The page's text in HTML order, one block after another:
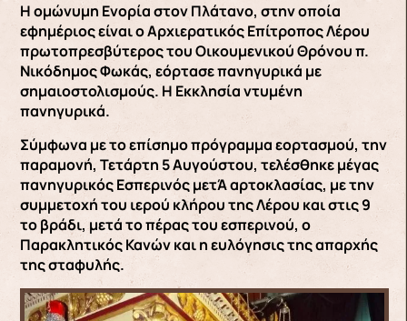
Η ομώνυμη Ενορία στον Πλάτανο, στην οποία
εφημέριος είναι ο Αρχιερατικός Επίτροπος Λέρου
πρωτοπρεσβύτερος του Οικουμενικού Θρόνου π.
Νικόδημος Φωκάς, εόρτασε πανηγυρικά με
σημαιοστολισμούς. Η Εκκλησία ντυμένη
πανηγυρικά.
Σύμφωνα με το επίσημο πρόγραμμα εορτασμού, την
παραμονή, Τετάρτη 5 Αυγούστου, τελέσθηκε μέγας
πανηγυρικός Εσπερινός μετΆ αρτοκλασίας, με την
συμμετοχή του ιερού κλήρου της Λέρου και στις 9
το βράδι, μετά το πέρας του εσπερινού, ο
Παρακλητικός Κανών και η ευλόγησις της απαρχής
της σταφυλής.